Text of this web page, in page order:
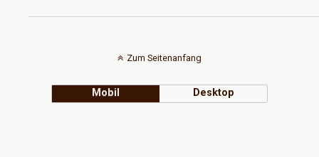
Zum Seitenanfang
Mobil Desktop